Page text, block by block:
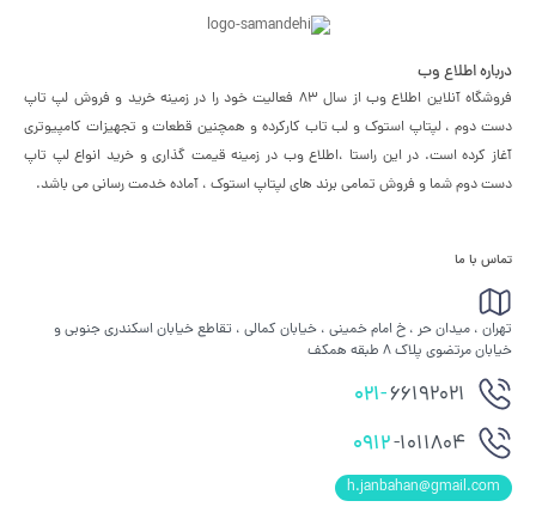
درباره اطلاع وب
فروشگاه آنلاین اطلاع وب از سال 83 فعالیت خود را در زمینه خرید و فروش لپ تاپ
دست دوم ، لپتاپ استوک و لب تاب کارکرده و همچنین قطعات و تجهیزات کامپیوتری
آغاز کرده است. در این راستا ،‌اطلاع وب در زمینه قیمت گذاری و خرید انواع لپ تاپ
دست دوم شما و فروش تمامی برند های لپتاپ استوک ، آماده خدمت رسانی می باشد.
تماس با ما
تهران ، میدان حر ، خ امام خمینی ، خیابان کمالی ، تقاطع خیابان اسکندری جنوبی و
خیابان مرتضوی پلاک 8 طبقه همکف
021-66192021
0912-1011804
h.janbahan@gmail.com